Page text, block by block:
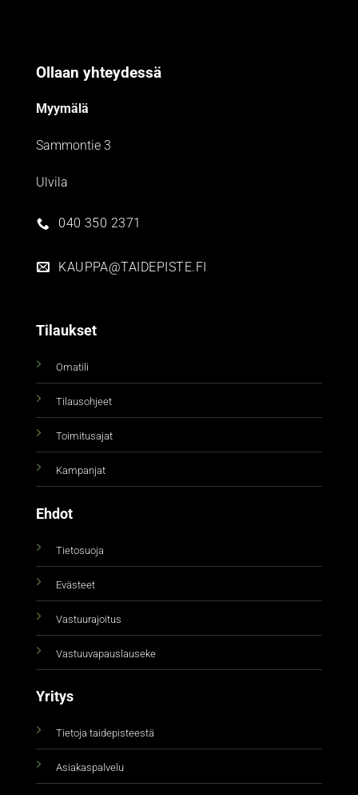
Ollaan yhteydessä
Myymälä
Sammontie 3
Ulvila
040 350 2371
KAUPPA@TAIDEPISTE.FI
Tilaukset
Omatili
Tilausohjeet
Toimitusajat
Kampanjat
Ehdot
Tietosuoja
Evästeet
Vastuurajoitus
Vastuuvapauslauseke
Yritys
Tietoja taidepisteestä
Asiakaspalvelu